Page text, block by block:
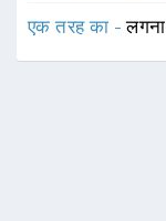
एक तरह का -लगना